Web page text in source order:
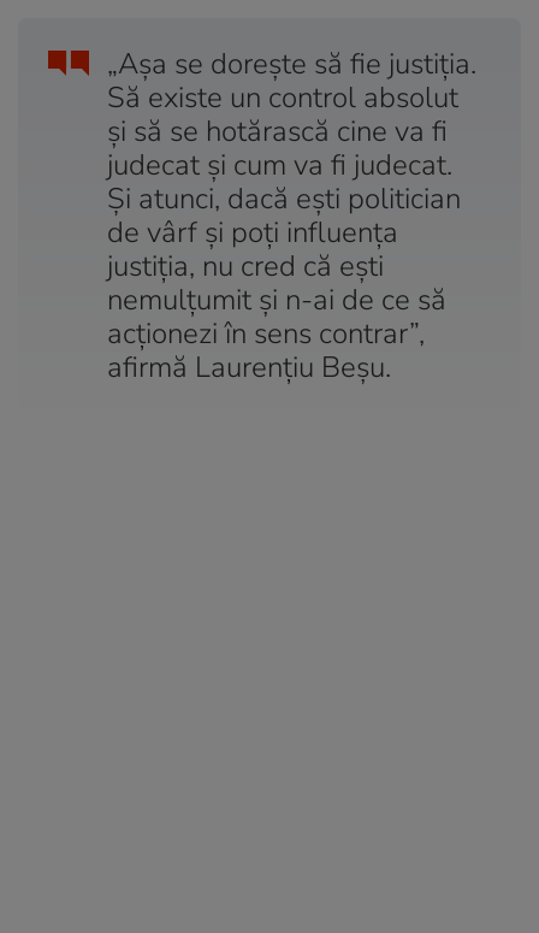
„Așa se dorește să fie justiția.
Să existe un control absolut
și să se hotărască cine va fi
judecat și cum va fi judecat.
Și atunci, dacă ești politician
de vârf și poți influența
justiția, nu cred că ești
nemulțumit și n-ai de ce să
acționezi în sens contrar”,
afirmă Laurențiu Beșu.